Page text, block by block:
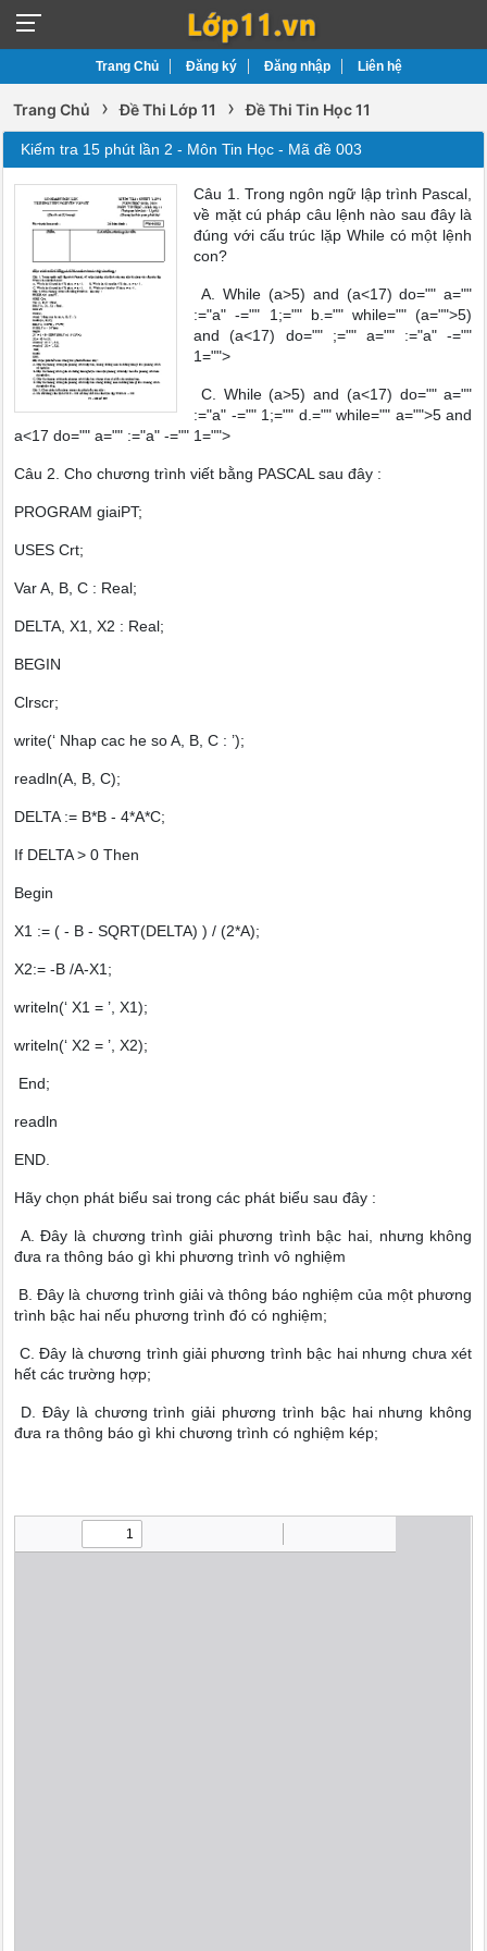
Trang Chủ Đăng ký Đăng nhập Liên hệ
Trang Chủ › Đề Thi Lớp 11 › Đề Thi Tin Học 11
Kiểm tra 15 phút lần 2 - Môn Tin Học - Mã đề 003
Câu 1. Trong ngôn ngữ lập trình Pascal,
về mặt cú pháp câu lệnh nào sau đây là
đúng với cấu trúc lặp While có một lệnh
con?
A. While (a>5) and (a<17) do="" a=""
:="a" -="" 1;="" b.="" while="" (a="">5)
and (a<17) do="" ;="" a="" :="a" -=""
1="">
C. While (a>5) and (a<17) do="" a=""
:="a" -="" 1;="" d.="" while="" a="">5 and
a<17 do="" a="" :="a" -="" 1="">
Câu 2. Cho chương trình viết bằng PASCAL sau đây :
PROGRAM giaiPT;
USES Crt;
Var A, B, C : Real;
DELTA, X1, X2 : Real;
BEGIN
Clrscr;
write(‘ Nhap cac he so A, B, C : ’);
readln(A, B, C);
DELTA := B*B - 4*A*C;
If DELTA > 0 Then
Begin
X1 := ( - B - SQRT(DELTA) ) / (2*A);
X2:= -B /A-X1;
writeln(‘ X1 = ’, X1);
writeln(‘ X2 = ’, X2);
End;
readln
END.
Hãy chọn phát biểu sai trong các phát biểu sau đây :
A. Đây là chương trình giải phương trình bậc hai, nhưng không
đưa ra thông báo gì khi phương trình vô nghiệm
B. Đây là chương trình giải và thông báo nghiệm của một phương
trình bậc hai nếu phương trình đó có nghiệm;
C. Đây là chương trình giải phương trình bậc hai nhưng chưa xét
hết các trường hợp;
D. Đây là chương trình giải phương trình bậc hai nhưng không
đưa ra thông báo gì khi chương trình có nghiệm kép;